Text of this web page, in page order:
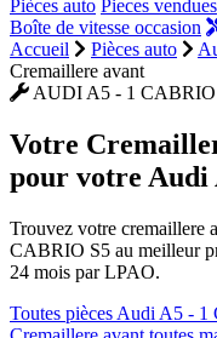
Pièces auto Pieces vendues
Boîte de vitesse occasion
Accueil
Pièces auto
Cremaillere avant
AUDI A5 - 1 CABRIO
Votre
pour votre Audi
Trouvez votre cremaillere
CABRIO S5 au meilleur
24 mois par LPAO.
Toutes pièces Audi A5 -